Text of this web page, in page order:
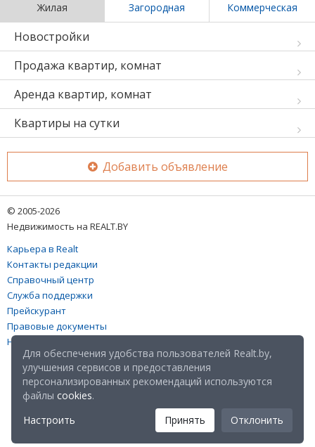
Жилая Загородная Коммерческая
Новостройки
Продажа квартир, комнат
Аренда квартир, комнат
Квартиры на сутки
Добавить объявление
© 2005-2026
Недвижимость на REALT.BY
Карьера в Realt
Контакты редакции
Справочный центр
Служба поддержки
Прейскурант
Правовые документы
Настройка файлов cookies
Для обеспечения удобства пользователей Realt.by,
улучшения сервисов и предоставления
персонализированных рекомендаций используются
файлы cookies.
Настроить
Принять Отклонить